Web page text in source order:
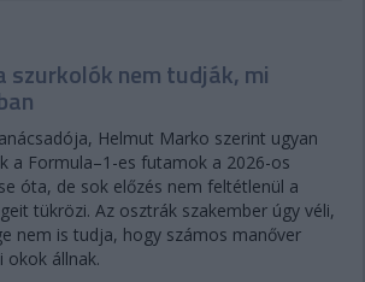
szurkolók nem tudják, mi
Helmut Marko szerint ugyan
a Formula–1-es futamok a 2026-os
óta, de sok előzés nem feltétlenül a
tükrözi. Az osztrák szakember úgy véli,
nem is tudja, hogy számos manőver
okok állnak.